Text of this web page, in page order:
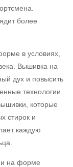
более
в условиях,
Вышивка на
дух и повысить
технологии
которые
стирок и
каждую
на форме